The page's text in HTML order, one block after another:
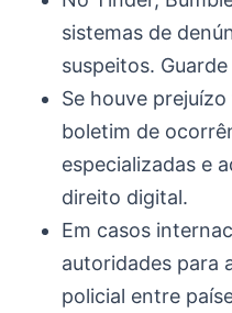
sistemas de
suspeitos.
Se houve
boletim de
especializadas e
direito digital.
Em casos
autoridades para
policial entre